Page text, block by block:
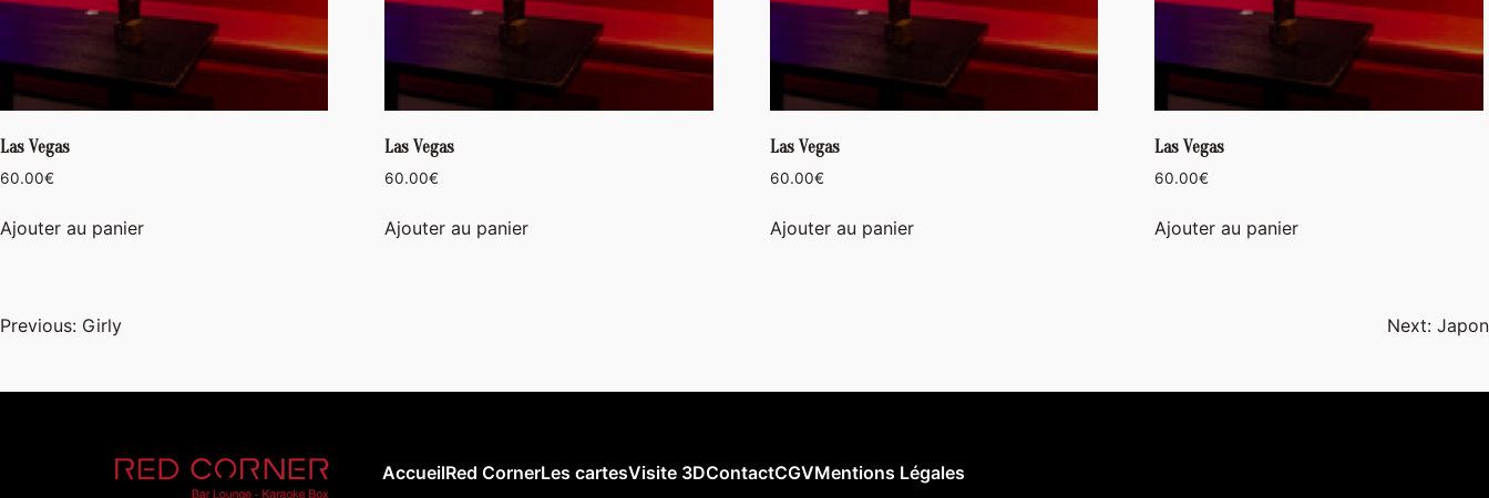
Las Vegas
60.00€
Ajouter au panier
Las Vegas
60.00€
Ajouter au panier
Las Vegas
60.00€
Ajouter au panier
Las Vegas
60.00€
Ajouter au panier
Navigation
Previous: Girly Next: Japon
AccueilRed CornerLes cartesVisite 3DContactCGVMentions Légales